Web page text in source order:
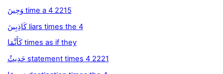
وَحِينَ time a 4 2215
كَاذِبِينَ liars times the 4
كَأَنَّمَا times as if they
حَدِيثُ statement times 4 2221